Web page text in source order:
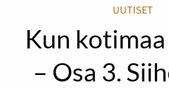
UUTISET
Kun
– Osa 3.